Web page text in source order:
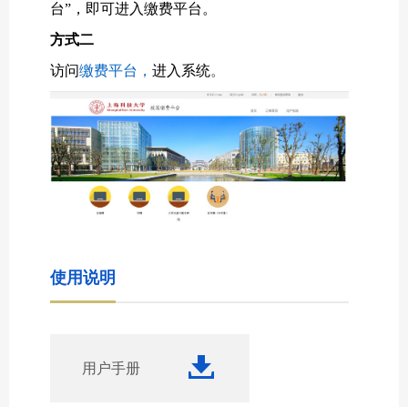
台” ， 即可进入缴费平台。
方式二
访问缴费平台 ， 进入系统。
使用说明
用户手册